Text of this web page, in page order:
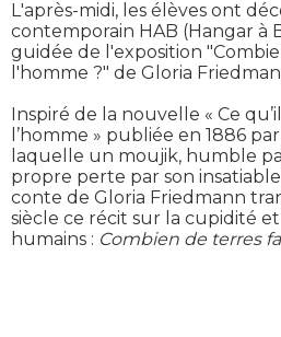
L'après-midi, les élèves ont
contemporain HAB (Hangar à
guidée de l'exposition
l'homme ?" de Gloria
Inspiré de la nouvelle « Ce
l’homme » publiée en 1886
laquelle un moujik, humble
propre perte par son
conte de Gloria Friedmann
siècle ce récit sur la cupidité
humains : Combien de terres